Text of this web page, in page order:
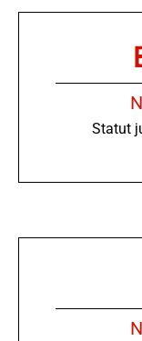
Statut